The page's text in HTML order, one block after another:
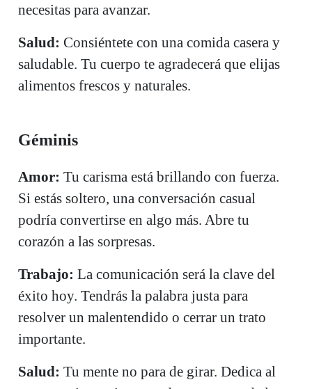
necesitas para avanzar.
Salud: Consiéntete con una comida casera y
saludable. Tu cuerpo te agradecerá que elijas
alimentos frescos y naturales.
Géminis
Amor: Tu carisma está brillando con fuerza.
Si estás soltero, una conversación casual
podría convertirse en algo más. Abre tu
corazón a las sorpresas.
Trabajo: La comunicación será la clave del
éxito hoy. Tendrás la palabra justa para
resolver un malentendido o cerrar un trato
importante.
Salud: Tu mente no para de girar. Dedica al